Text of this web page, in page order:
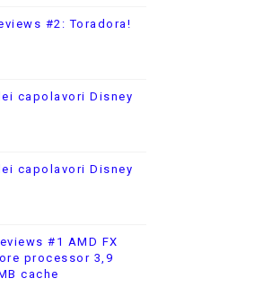
#2: Toradora!
capolavori Disney
capolavori Disney
#1 AMD FX
processor 3,9
cache